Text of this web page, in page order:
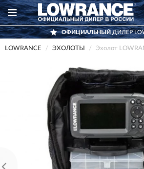
ОФИЦИАЛЬНЫЙДИЛЕР
LOWRANCE ЭХОЛОТЫ Эхолот